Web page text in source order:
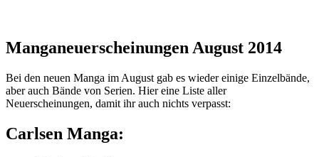
Manganeuerscheinungen August 2014
Bei den neuen Manga im August gab es wieder einige Einzelbände,
aber auch Bände von Serien. Hier eine Liste aller
Neuerscheinungen, damit ihr auch nichts verpasst:
Carlsen Manga: